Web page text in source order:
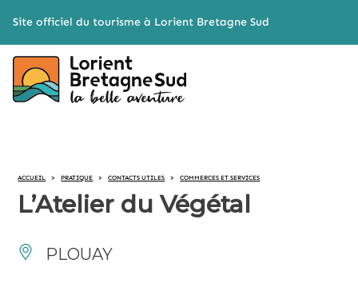
Site officiel du tourisme à Lorient Bretagne Sud
ACCUEIL > PRATIQUE > CONTACTS UTILES > COMMERCES ET SERVICES
L’Atelier du Végétal
PLOUAY